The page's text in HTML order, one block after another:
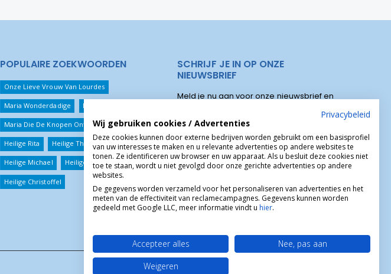
POPULAIRE ZOEKWOORDEN
Onze Lieve Vrouw Van Lourdes
Maria Wonderdadige Beschermengelen
Maria Die De Knopen Ontwart Jezus Christus
Heilige Rita Heilige Theresia
Heilige Michael Heilige Benedictus
Heilige Christoffel
SCHRIJF JE IN OP ONZE
NIEUWSBRIEF
Meld je nu aan voor onze nieuwsbrief en
ontvang onze speciale aanbiedingen,
kortingscodes, nieuwe producten :
Privacybeleid
Wij gebruiken cookies / Advertenties
Deze cookies kunnen door externe bedrijven worden gebruikt om een basisprofiel
van uw interesses te maken en u relevante advertenties op andere websites te
tonen. Ze identificeren uw browser en uw apparaat. Als u besluit deze cookies niet
toe te staan, wordt u niet gevolgd door onze gerichte advertenties op andere
websites.
De gegevens worden verzameld voor het personaliseren van advertenties en het
meten van de effectiviteit van reclamecampagnes. Gegevens kunnen worden
gedeeld met Google LLC, meer informatie vindt u hier.
Accepteer alles
Nee, pas aan
Weigeren